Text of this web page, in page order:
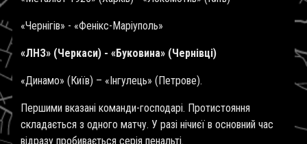
«Чернігів» - «Фенікс-Маріуполь»
«ЛНЗ» (Черкаси) - «Буковина» (Чернівці)
«Динамо» (Київ) – «Інгулець» (Петрове).
Першими вказані команди-господарі. Протистояння
складається з одного матчу. У разі нічиєї в основний час
відразу пробивається серія пенальті.